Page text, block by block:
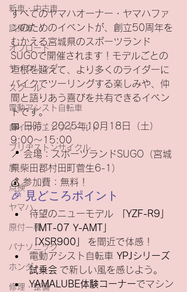
新車・中古車
試乗車
オフロード
サイクリング
スクール
電動アシスト自転車
ロイヤルエンフィールド
ブリヂストンサイクル
旅
点検
ヤマハ
原付一種
パナソニック
ホンダ
修理・整備
すべてのヤマハオーナー・ヤマハファ
ンのためのイベントが、創立50周年を
むかえる宮城県のスポーツランド
SUGOで開催されます！モデルごとの
垣根を越えて、より多くのライダーに
バイクでツーリングする楽しみや、仲
間と語りあう喜びを共有できるイベン
トです。
📅 日時：2025年10月18日（土）
9:00〜15:00
📍 会場：スポーツランドSUGO（宮城
県柴田郡村田町菅生6-1）
💰 参加費：無料！
🎉 見どころポイント
待望のニューモデル
「YZF-R9」
「MT-07 Y-AMT」
「XSR900」
を間近で体感！
電動アシスト自転車 YPJシリーズ
試乗会 で新しい風を感じよう。
YAMALUBE体験コーナーでマシン